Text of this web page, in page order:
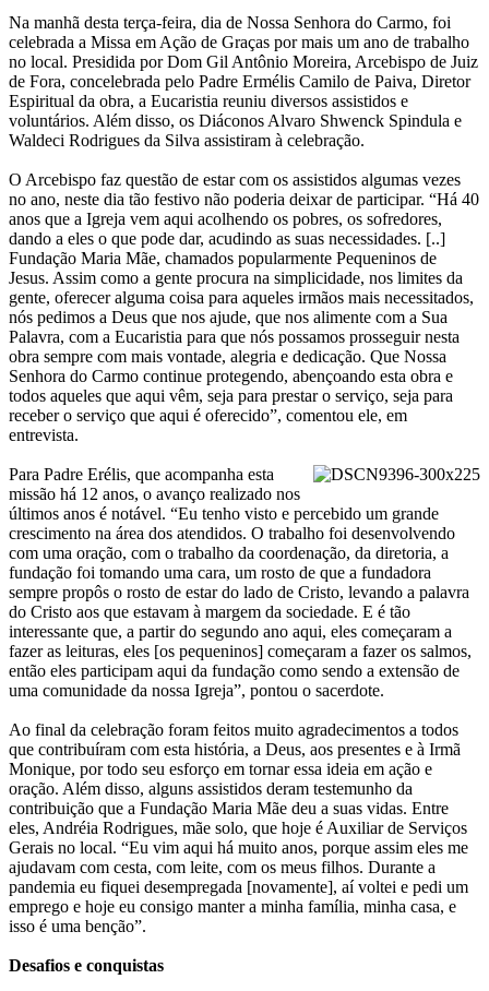
Na manhã desta terça-feira, dia de Nossa Senhora do Carmo, foi
celebrada a Missa em Ação de Graças por mais um ano de trabalho
no local. Presidida por Dom Gil Antônio Moreira, Arcebispo de Juiz
de Fora, concelebrada pelo Padre Ermélis Camilo de Paiva, Diretor
Espiritual da obra, a Eucaristia reuniu diversos assistidos e
voluntários. Além disso, os Diáconos Alvaro Shwenck Spindula e
Waldeci Rodrigues da Silva assistiram à celebração.
O Arcebispo faz questão de estar com os assistidos algumas vezes
no ano, neste dia tão festivo não poderia deixar de participar. “Há 40
anos que a Igreja vem aqui acolhendo os pobres, os sofredores,
dando a eles o que pode dar, acudindo as suas necessidades. [..]
Fundação Maria Mãe, chamados popularmente Pequeninos de
Jesus. Assim como a gente procura na simplicidade, nos limites da
gente, oferecer alguma coisa para aqueles irmãos mais necessitados,
nós pedimos a Deus que nos ajude, que nos alimente com a Sua
Palavra, com a Eucaristia para que nós possamos prosseguir nesta
obra sempre com mais vontade, alegria e dedicação. Que Nossa
Senhora do Carmo continue protegendo, abençoando esta obra e
todos aqueles que aqui vêm, seja para prestar o serviço, seja para
receber o serviço que aqui é oferecido”, comentou ele, em
entrevista.
Para Padre Erélis, que acompanha esta
missão há 12 anos, o avanço realizado nos
últimos anos é notável. “Eu tenho visto e percebido um grande
crescimento na área dos atendidos. O trabalho foi desenvolvendo
com uma oração, com o trabalho da coordenação, da diretoria, a
fundação foi tomando uma cara, um rosto de que a fundadora
sempre propôs o rosto de estar do lado de Cristo, levando a palavra
do Cristo aos que estavam à margem da sociedade. E é tão
interessante que, a partir do segundo ano aqui, eles começaram a
fazer as leituras, eles [os pequeninos] começaram a fazer os salmos,
então eles participam aqui da fundação como sendo a extensão de
uma comunidade da nossa Igreja”, pontou o sacerdote.
Ao final da celebração foram feitos muito agradecimentos a todos
que contribuíram com esta história, a Deus, aos presentes e à Irmã
Monique, por todo seu esforço em tornar essa ideia em ação e
oração. Além disso, alguns assistidos deram testemunho da
contribuição que a Fundação Maria Mãe deu a suas vidas. Entre
eles, Andréia Rodrigues, mãe solo, que hoje é Auxiliar de Serviços
Gerais no local. “Eu vim aqui há muito anos, porque assim eles me
ajudavam com cesta, com leite, com os meus filhos. Durante a
pandemia eu fiquei desempregada [novamente], aí voltei e pedi um
emprego e hoje eu consigo manter a minha família, minha casa, e
isso é uma benção”.
Desafios e conquistas